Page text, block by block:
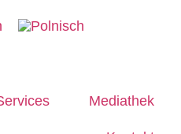
Mediathek